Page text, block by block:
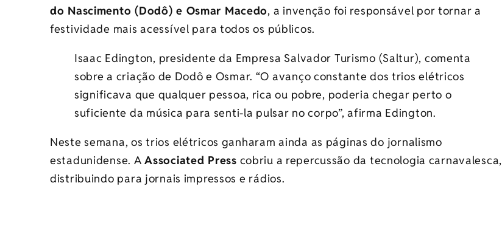
do Nascimento (Dodô) e Osmar Macedo, a invenção foi responsável por tornar a
festividade mais acessível para todos os públicos.
Isaac Edington, presidente da Empresa Salvador Turismo (Saltur), comenta
sobre a criação de Dodô e Osmar. “O avanço constante dos trios elétricos
significava que qualquer pessoa, rica ou pobre, poderia chegar perto o
suficiente da música para senti-la pulsar no corpo”, afirma Edington.
Neste semana, os trios elétricos ganharam ainda as páginas do jornalismo
estadunidense. AAssociated Press cobriu a repercussão da tecnologia carnavalesca,
distribuindo para jornais impressos e rádios.